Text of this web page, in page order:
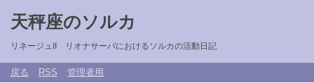
天秤座のソルカ
リネージュII リオナサーバにおけるソルカの活動日記
戻る RSS 管理者用